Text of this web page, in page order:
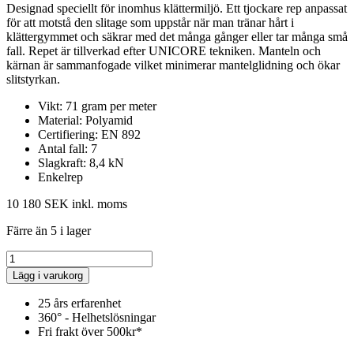
Designad speciellt för inomhus klättermiljö. Ett tjockare rep anpassat
för att motstå den slitage som uppstår när man tränar hårt i
klättergymmet och säkrar med det många gånger eller tar många små
fall. Repet är tillverkad efter UNICORE tekniken. Manteln och
kärnan är sammanfogade vilket minimerar mantelglidning och ökar
slitstyrkan.
Vikt: 71 gram per meter
Material: Polyamid
Certifiering: EN 892
Antal fall: 7
Slagkraft: 8,4 kN
Enkelrep
10 180 SEK inkl. moms
Färre än 5 i lager
Lägg i varukorg
25 års erfarenhet
360° - Helhetslösningar
Fri frakt över 500kr*